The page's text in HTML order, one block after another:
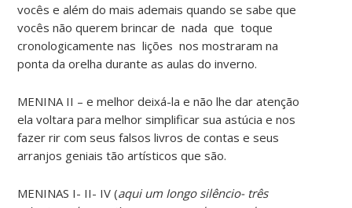
vocês e além do mais ademais quando se sabe que
vocês não querem brincar de nada que toque
cronologicamente nas lições nos mostraram na
ponta da orelha durante as aulas do inverno.
MENINA II – e melhor deixá-la e não lhe dar atenção
ela voltara para melhor simplificar sua astúcia e nos
fazer rir com seus falsos livros de contas e seus
arranjos geniais tão artísticos que são.
MENINAS I- II- IV (aqui um Iongo silêncio- três